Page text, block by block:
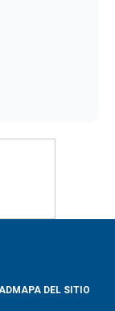
MAPA DEL SITIO